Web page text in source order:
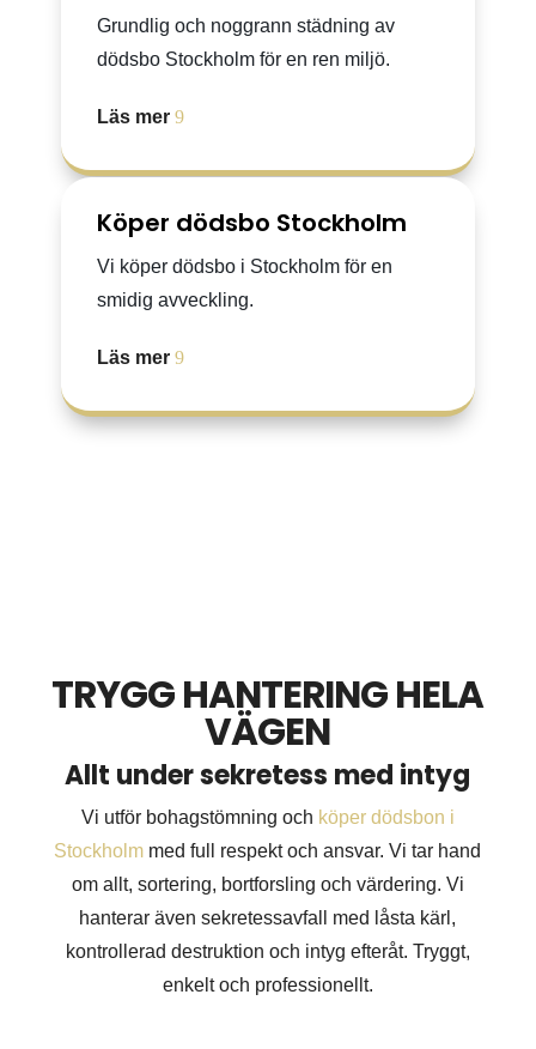
Grundlig och noggrann städning av
dödsbo Stockholm för en ren miljö.
Läs mer
Köper dödsbo Stockholm
Vi köper dödsbo i Stockholm för en
smidig avveckling.
Läs mer
TRYGG HANTERING HELA
VÄGEN
Allt under sekretess med intyg
Vi utför bohagstömning och köper dödsbon i
Stockholm med full respekt och ansvar. Vi tar hand
om allt, sortering, bortforsling och värdering. Vi
hanterar även sekretessavfall med låsta kärl,
kontrollerad destruktion och intyg efteråt. Tryggt,
enkelt och professionellt.